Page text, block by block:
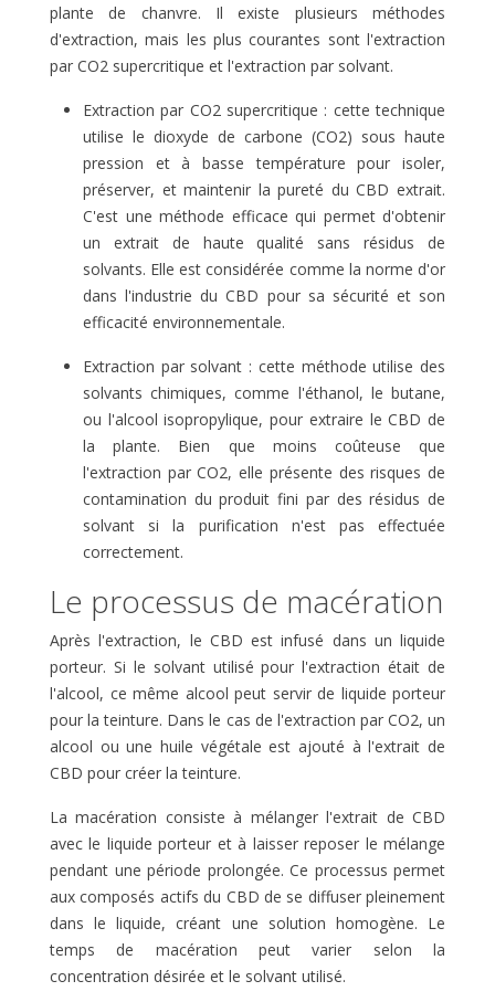
plante de chanvre. Il existe plusieurs méthodes
d'extraction, mais les plus courantes sont l'extraction
par CO2 supercritique et l'extraction par solvant.
Extraction par CO2 supercritique : cette technique
utilise le dioxyde de carbone (CO2) sous haute
pression et à basse température pour isoler,
préserver, et maintenir la pureté du CBD extrait.
C'est une méthode efficace qui permet d'obtenir
un extrait de haute qualité sans résidus de
solvants. Elle est considérée comme la norme d'or
dans l'industrie du CBD pour sa sécurité et son
efficacité environnementale.
Extraction par solvant : cette méthode utilise des
solvants chimiques, comme l'éthanol, le butane,
ou l'alcool isopropylique, pour extraire le CBD de
la plante. Bien que moins coûteuse que
l'extraction par CO2, elle présente des risques de
contamination du produit fini par des résidus de
solvant si la purification n'est pas effectuée
correctement.
Le processus de macération
Après l'extraction, le CBD est infusé dans un liquide
porteur. Si le solvant utilisé pour l'extraction était de
l'alcool, ce même alcool peut servir de liquide porteur
pour la teinture. Dans le cas de l'extraction par CO2, un
alcool ou une huile végétale est ajouté à l'extrait de
CBD pour créer la teinture.
La macération consiste à mélanger l'extrait de CBD
avec le liquide porteur et à laisser reposer le mélange
pendant une période prolongée. Ce processus permet
aux composés actifs du CBD de se diffuser pleinement
dans le liquide, créant une solution homogène. Le
temps de macération peut varier selon la
concentration désirée et le solvant utilisé.